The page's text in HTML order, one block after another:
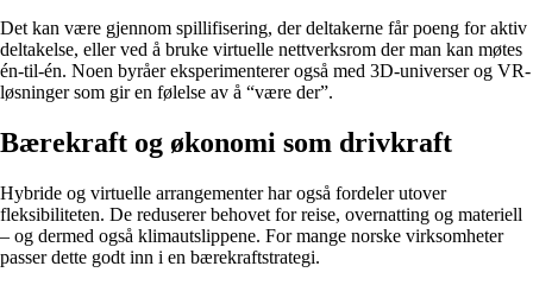
Det kan være gjennom spillifisering, der deltakerne får poeng for aktiv
deltakelse, eller ved å bruke virtuelle nettverksrom der man kan møtes
én-til-én. Noen byråer eksperimenterer også med 3D-universer og VR-
løsninger som gir en følelse av å “være der”.
Bærekraft og økonomi som drivkraft
Hybride og virtuelle arrangementer har også fordeler utover
fleksibiliteten. De reduserer behovet for reise, overnatting og materiell
– og dermed også klimautslippene. For mange norske virksomheter
passer dette godt inn i en bærekraftstrategi.